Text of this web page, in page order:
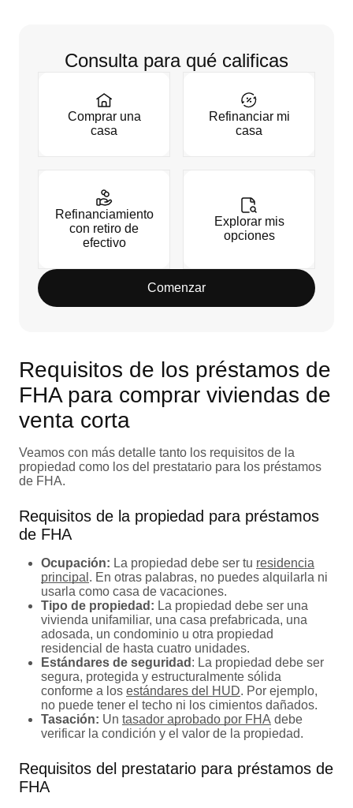
Consulta para qué calificas
Comprar una
casa
Refinanciar mi
casa
Refinanciamiento
con retiro de
efectivo
Explorar mis
opciones
Comenzar
Requisitos de los préstamos de
FHA para comprar viviendas de
venta corta
Veamos con más detalle tanto los requisitos de la
propiedad como los del prestatario para los préstamos
de FHA.
Requisitos de la propiedad para préstamos
de FHA
Ocupación: La propiedad debe ser tu residencia
principal . En otras palabras, no puedes alquilarla ni
usarla como casa de vacaciones.
Tipo de propiedad: La propiedad debe ser una
vivienda unifamiliar, una casa prefabricada, una
adosada, un condominio u otra propiedad
residencial de hasta cuatro unidades.
Estándares de seguridad : La propiedad debe ser
segura, protegida y estructuralmente sólida
conforme a los estándares del HUD. Por ejemplo,
no puede tener el techo ni los cimientos dañados.
Tasación: Un tasador aprobado por FHA debe
verificar la condición y el valor de la propiedad.
Requisitos del prestatario para préstamos de
FHA